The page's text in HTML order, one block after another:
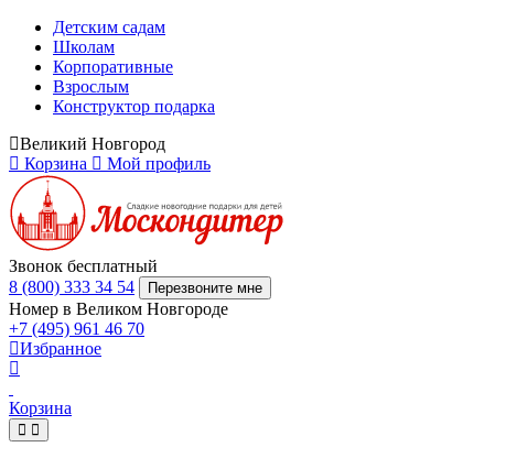
Детским садам
Школам
Корпоративные
Взрослым
Конструктор подарка
Великий Новгород
Корзина
Мой профиль
Звонок бесплатный
8 (800) 333 34 54
Перезвоните мне
Номер в Великом Новгороде
+7 (495) 961 46 70
Избранное
Корзина